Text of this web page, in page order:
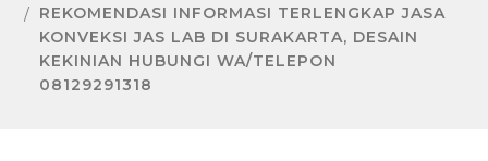
REKOMENDASI INFORMASI TERLENGKAP JASA
KONVEKSI JAS LAB DI SURAKARTA, DESAIN
KEKINIAN HUBUNGI WA/TELEPON
08129291318